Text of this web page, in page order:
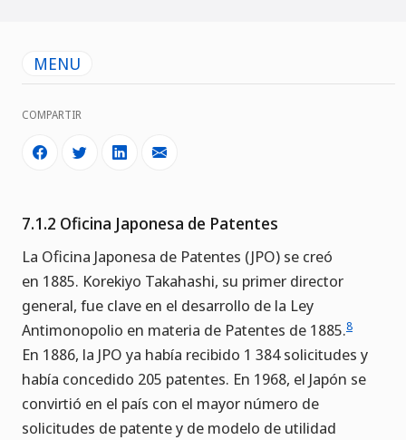
MENU
COMPARTIR
7.1.2 Oficina Japonesa de Patentes
La Oficina Japonesa de Patentes (JPO) se creó
en 1885. Korekiyo Takahashi, su primer director
general, fue clave en el desarrollo de la Ley
Antimonopolio en materia de Patentes de 1885.8
En 1886, la JPO ya había recibido 1 384 solicitudes y
había concedido 205 patentes. En 1968, el Japón se
convirtió en el país con el mayor número de
solicitudes de patente y de modelo de utilidad